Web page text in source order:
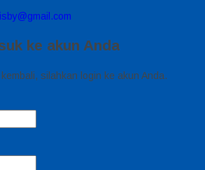
ke akun Anda
silahkan login ke akun Anda.